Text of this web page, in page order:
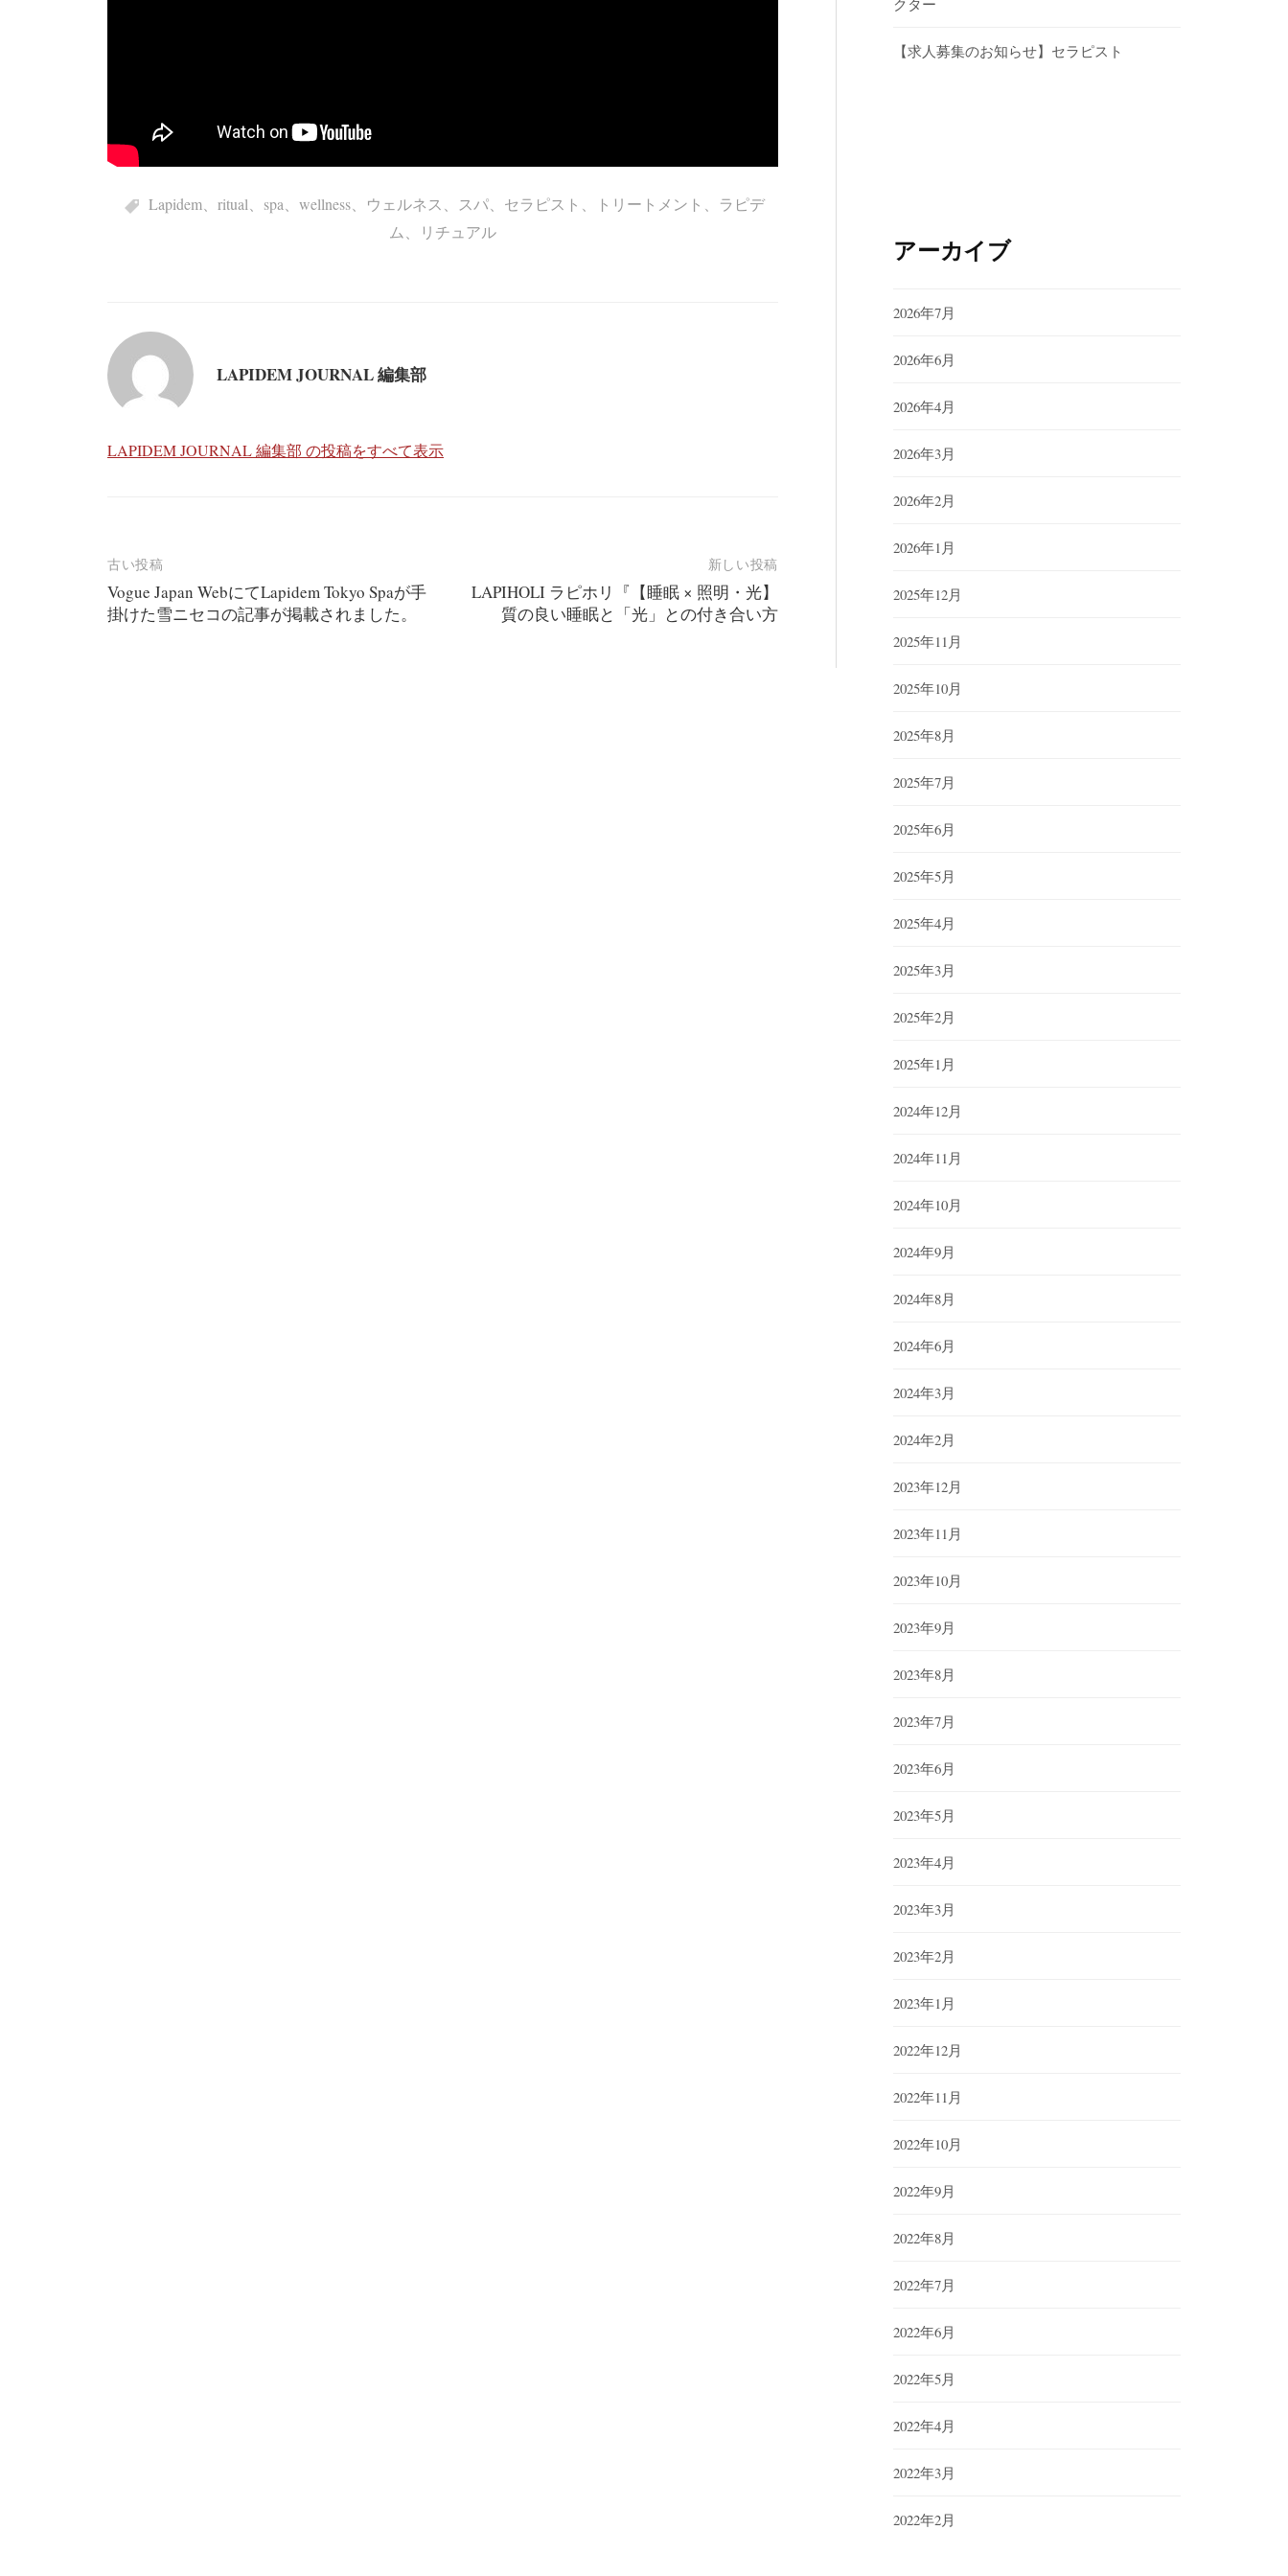
Lapidem、 ritual、 spa、 wellness、 ウェルネス、 スパ、 セラピスト 、 トリートメント 、
ラピデ
ム
リチュアル
LAPIDEM JOURNAL 編集部
LAPIDEM JOURNAL 編集部 の投稿をすべて表示
投
稿
ナ
古い投稿
Vogue Japan WebにてLapidem Tokyo Spaが手
掛けた雪ニセコの記事が掲載されました。
新しい投稿
LAPIHOLI ラピホリ『【睡眠 × 照明・光】
質の良い睡眠と「光」との付き合い方
【求人募集のお知らせ】セラピスト
アーカイブ
2026年7月
2026年6月
2026年4月
2026年3月
2026年2月
2026年1月
2025年12月
2025年11月
2025年10月
2025年8月
2025年7月
2025年6月
2025年5月
2025年4月
2025年3月
2025年2月
2025年1月
2024年12月
2024年11月
2024年10月
2024年9月
2024年8月
2024年6月
2024年3月
2024年2月
2023年12月
2023年11月
2023年10月
2023年9月
2023年8月
2023年7月
2023年6月
2023年5月
2023年4月
2023年3月
2023年2月
2023年1月
2022年12月
2022年11月
2022年10月
2022年9月
2022年8月
2022年7月
2022年6月
2022年5月
2022年4月
2022年3月
2022年2月